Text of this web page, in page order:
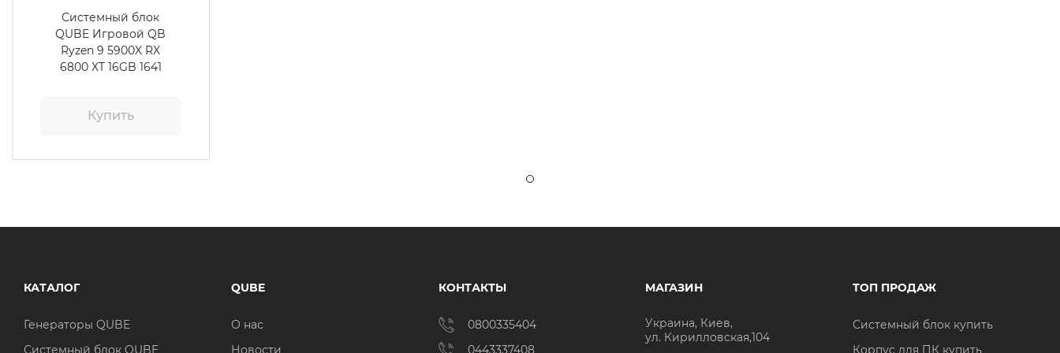
Системный блок
QUBE Игровой QB
Ryzen 9 5900X RX
6800 XT 16GB 1641
Купить
КАТАЛОГ
Генераторы QUBE
Системный блок QUBE
QUBE
О нас
Новости
КОНТАКТЫ
0800335404
0443337408
МАГАЗИН
Украина, Киев,
ул. Кирилловская,104
ТОП ПРОДАЖ
Системный блок купить
Корпус для ПК купить